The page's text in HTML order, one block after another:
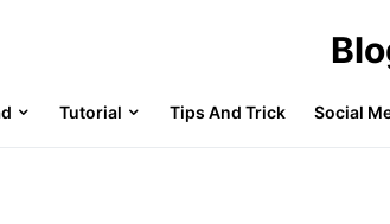
Tutorial Tips And Trick Social